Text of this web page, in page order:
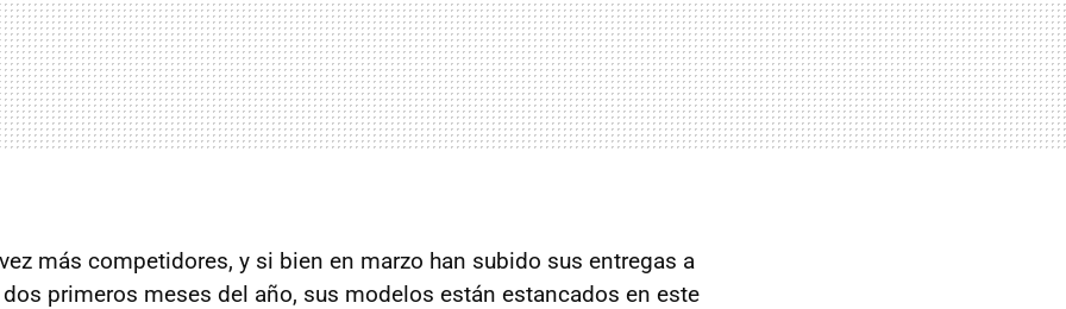
más competidores, y si bien en marzo han subido sus entregas a
primeros meses del año, sus modelos están estancados en este